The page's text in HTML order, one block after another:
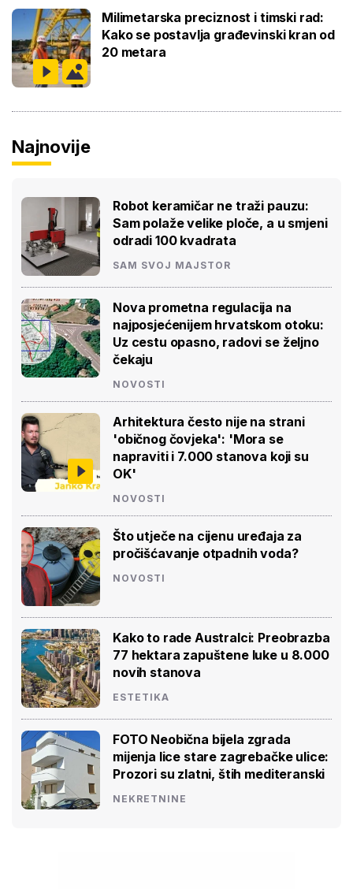
Milimetarska preciznost i timski rad:
Kako se postavlja građevinski kran od
20 metara
Najnovije
Robot keramičar ne traži pauzu:
Sam polaže velike ploče, a u smjeni
odradi 100 kvadrata
SAM SVOJ MAJSTOR
Nova prometna regulacija na
najposjećenijem hrvatskom otoku:
Uz cestu opasno, radovi se željno
čekaju
NOVOSTI
Arhitektura često nije na strani
'običnog čovjeka': 'Mora se
napraviti i 7.000 stanova koji su
OK'
NOVOSTI
Što utječe na cijenu uređaja za
pročišćavanje otpadnih voda?
NOVOSTI
Kako to rade Australci: Preobrazba
77 hektara zapuštene luke u 8.000
novih stanova
ESTETIKA
FOTO Neobična bijela zgrada
mijenja lice stare zagrebačke ulice:
Prozori su zlatni, štih mediteranski
NEKRETNINE